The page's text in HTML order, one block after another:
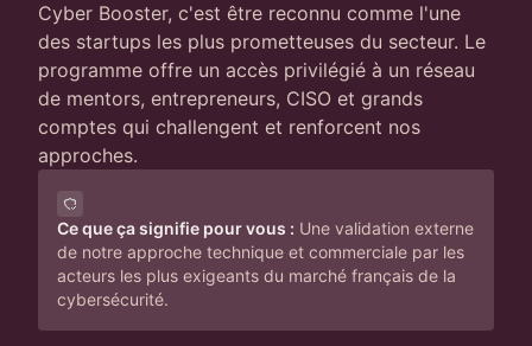
Cyber Booster, c'est être reconnu comme l'une
des startups les plus prometteuses du secteur. Le
programme offre un accès privilégié à un réseau
de mentors, entrepreneurs, CISO et grands
comptes qui challengent et renforcent nos
approches.
Ce que ça signifie pour vous : Une validation externe
de notre approche technique et commerciale par les
acteurs les plus exigeants du marché français de la
cybersécurité.